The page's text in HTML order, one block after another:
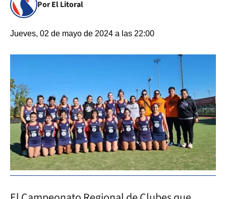
Por El Litoral
Jueves, 02 de mayo de 2024 a las 22:00